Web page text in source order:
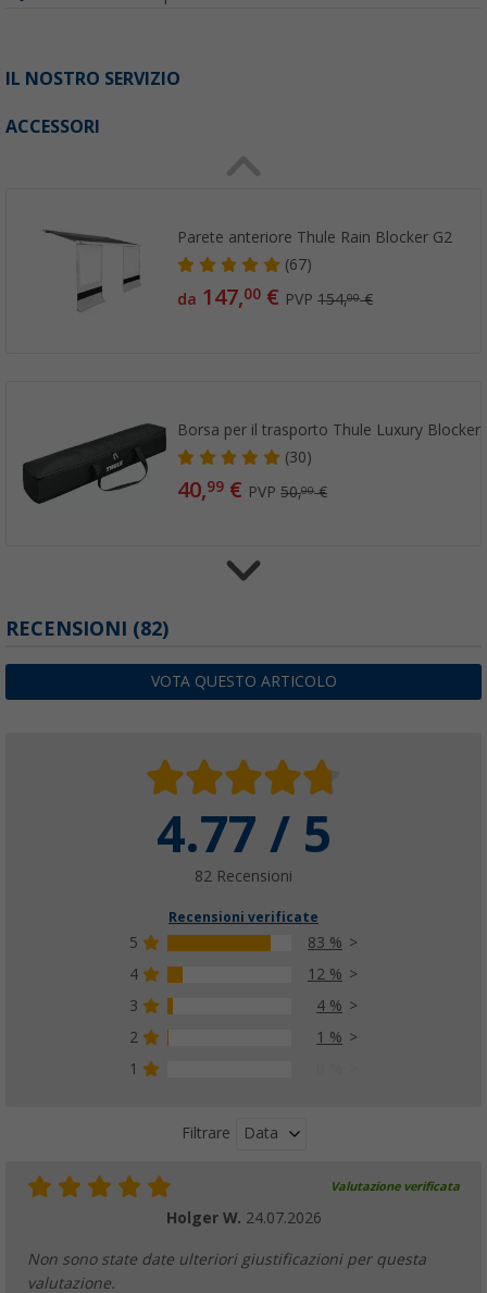
IL NOSTRO SERVIZIO
ACCESSORI
Parete anteriore Thule Rain Blocker G2
(67)
da 147,00 € PVP154,00€
Borsa per il trasporto Thule Luxury Blocker
(30)
40,99 € PVP50,00€
da229,00 €PVP264,
RECENSIONI (82)
VOTA QUESTO ARTICOLO
4.77 / 5
82 Recensioni
Recensioni verificate
5
83 %
4
12 %
3
4 %
2
1 %
1
Filtrare Data
Valutazione verificata
Holger W. 24.07.2026
Non sono state date ulteriori giustificazioni per questa
valutazione.